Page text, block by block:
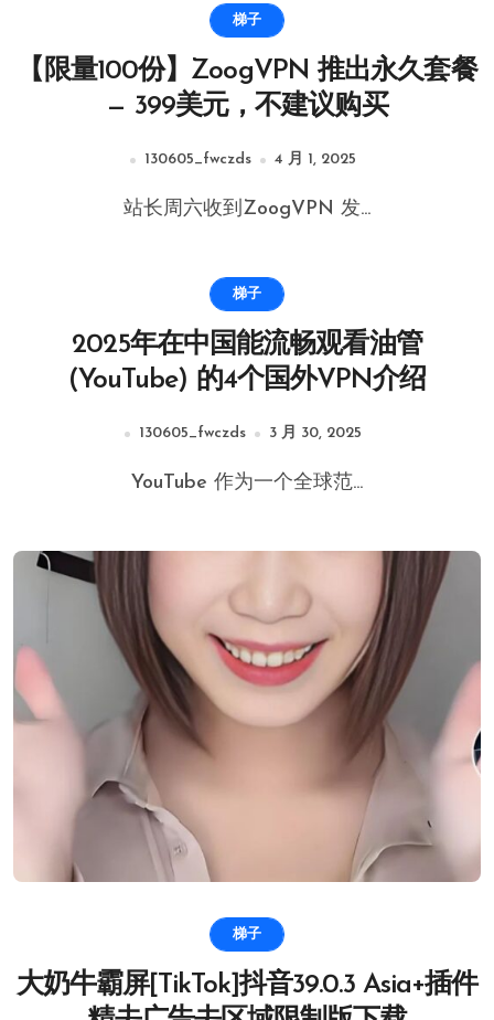
梯子
【限量100份】ZoogVPN 推出永久套餐
— 399美元，不建议购买
130605_fwczds 4 月 1, 2025
站长周六收到ZoogVPN 发...
梯子
2025年在中国能流畅观看油管
(YouTube) 的4个国外VPN介绍
130605_fwczds 3 月 30, 2025
YouTube 作为一个全球范...
梯子
大奶牛霸屏[TikTok]抖音39.0.3 Asia+插件